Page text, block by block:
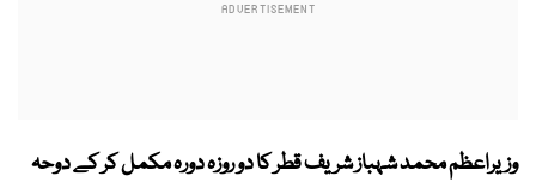
وزیراعظم محمد شہباز شریف قطر کا دو روزہ دورہ مکمل کر کے دوحہ